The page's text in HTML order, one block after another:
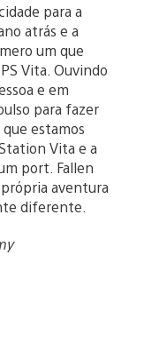
para a
atrás e a
um que
Vita. Ouvindo
e em
para fazer
estamos
Vita e a
port. Fallen
aventura
diferente.